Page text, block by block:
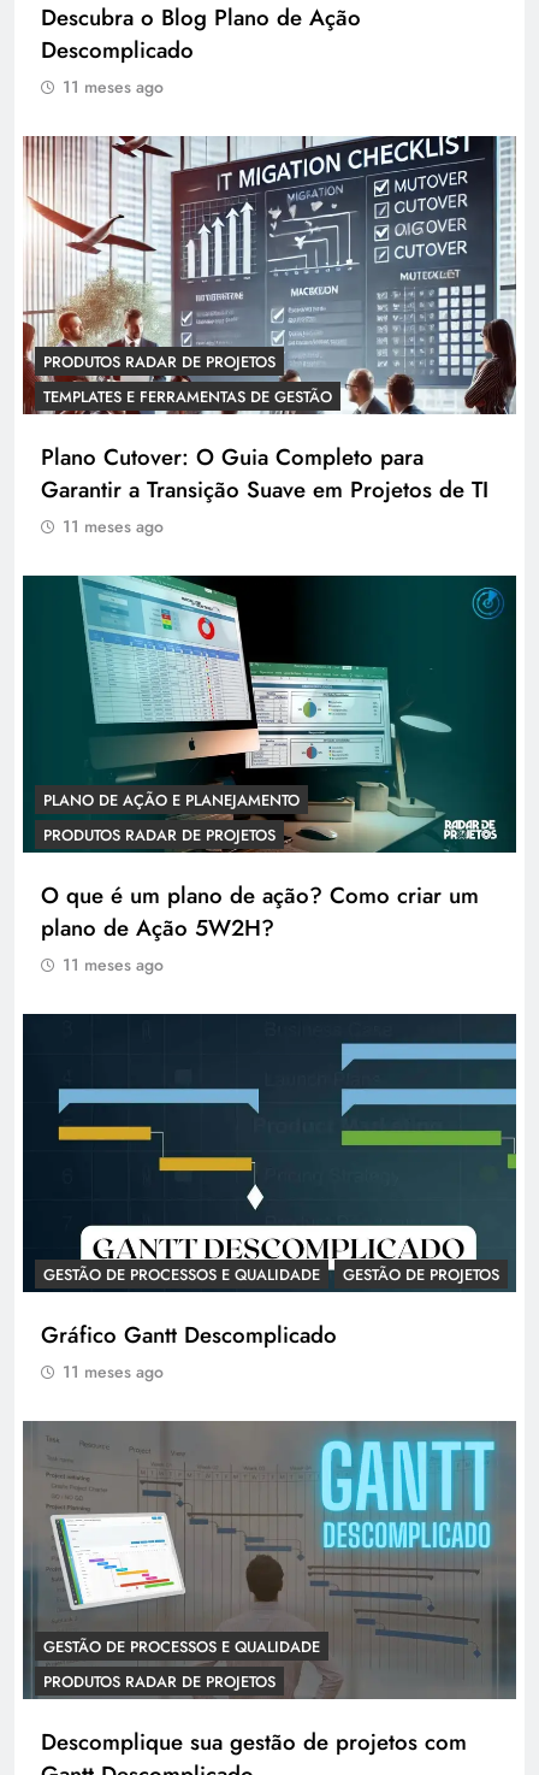
Descubra o Blog Plano de Ação
Descomplicado
11 meses ago
PRODUTOS RADAR DE PROJETOS
TEMPLATES E FERRAMENTAS DE GESTÃO
Plano Cutover: O Guia Completo para
Garantir a Transição Suave em Projetos de TI
11 meses ago
PLANO DE AÇÃO E PLANEJAMENTO
PRODUTOS RADAR DE PROJETOS
O que é um plano de ação? Como criar um
plano de Ação 5W2H?
11 meses ago
GESTÃO DE PROCESSOS E QUALIDADE GESTÃO DE PROJETOS
Gráfico Gantt Descomplicado
11 meses ago
GESTÃO DE PROCESSOS E QUALIDADE
PRODUTOS RADAR DE PROJETOS
Descomplique sua gestão de projetos com